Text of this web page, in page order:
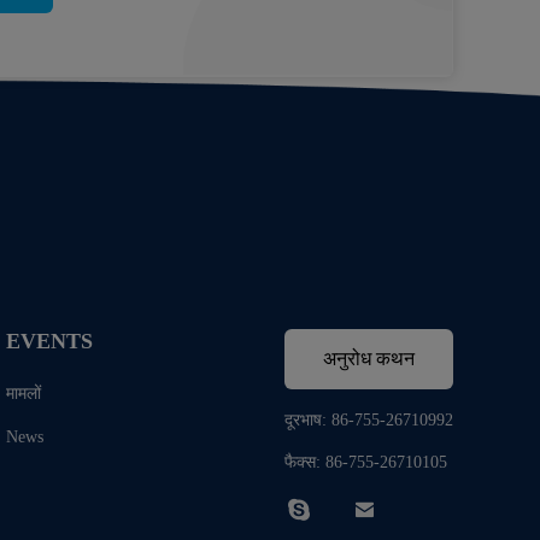
EVENTS
मामलों
News
अनुरोध कथन
दूरभाष: 86-755-26710992
फैक्स: 86-755-26710105
 